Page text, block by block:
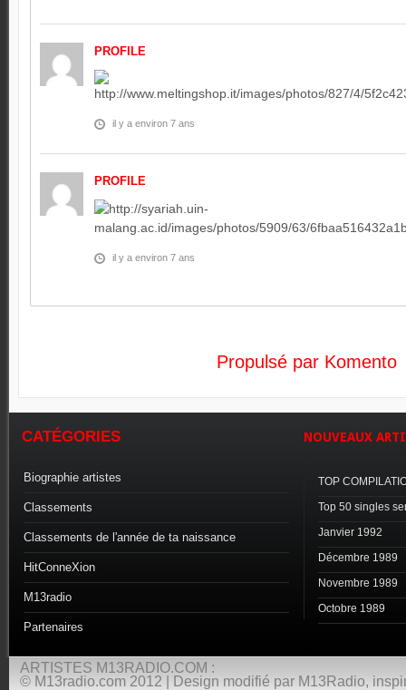
PROFILE
il y a environ 7 ans
PROFILE
il y a environ 7 ans
Propulsé par Komento
CATÉGORIES
Biographie artistes
Classements
Classements de l'année de ta naissance
HitConneXion
M13radio
Partenaires
NOUVEAUX
TOP
Top 50 singles
Janvier 1992
Décembre 1989
Novembre 1989
Octobre 1989
ARTISTES M13RADIO.COM :
© M13radio.com 2012 | Design modifié par M13Radio,